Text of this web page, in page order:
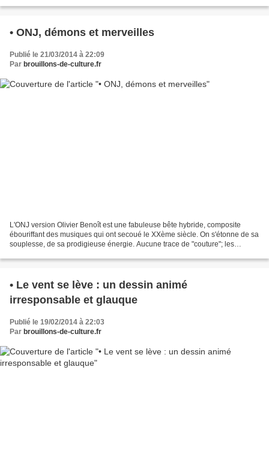
• ONJ, démons et merveilles
Publié le 21/03/2014 à 22:09
Par brouillons-de-culture.fr
L'ONJ version Olivier Benoît est une fabuleuse bête hybride, composite
ébouriffant des musiques qui ont secoué le XXème siècle. On s'étonne de sa
souplesse, de sa prodigieuse énergie. Aucune trace de "couture"; les
• Le vent se lève : un dessin animé
irresponsable et glauque
Publié le 19/02/2014 à 22:03
Par brouillons-de-culture.fr